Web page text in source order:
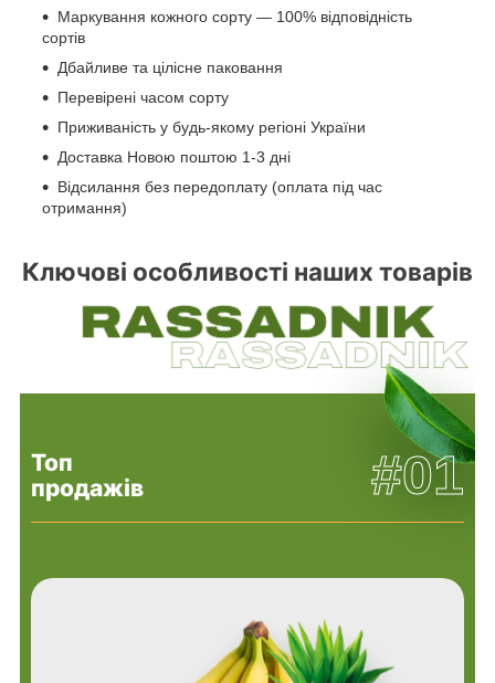
Маркування кожного сорту — 100% відповідність
сортів
Дбайливе та цілісне паковання
Перевірені часом сорту
Приживаність у будь-якому регіоні України
Доставка Новою поштою 1-3 дні
Відсилання без передоплату (оплата під час
отримання)
Ключові особливості наших товарів
Топ
продажів
#01